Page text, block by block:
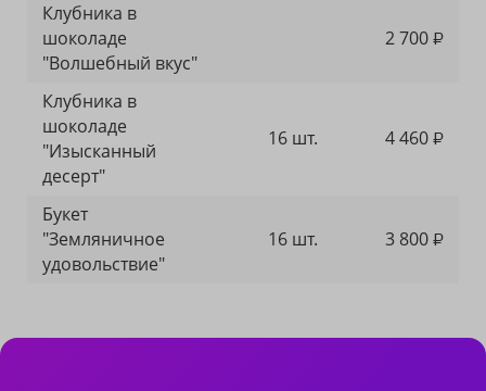
Клубника в
шоколаде
"Волшебный вкус"
2 700 ₽
Клубника в
шоколаде
"Изысканный
десерт"
16 шт. 4 460 ₽
Букет
"Земляничное
удовольствие"
16 шт. 3 800 ₽